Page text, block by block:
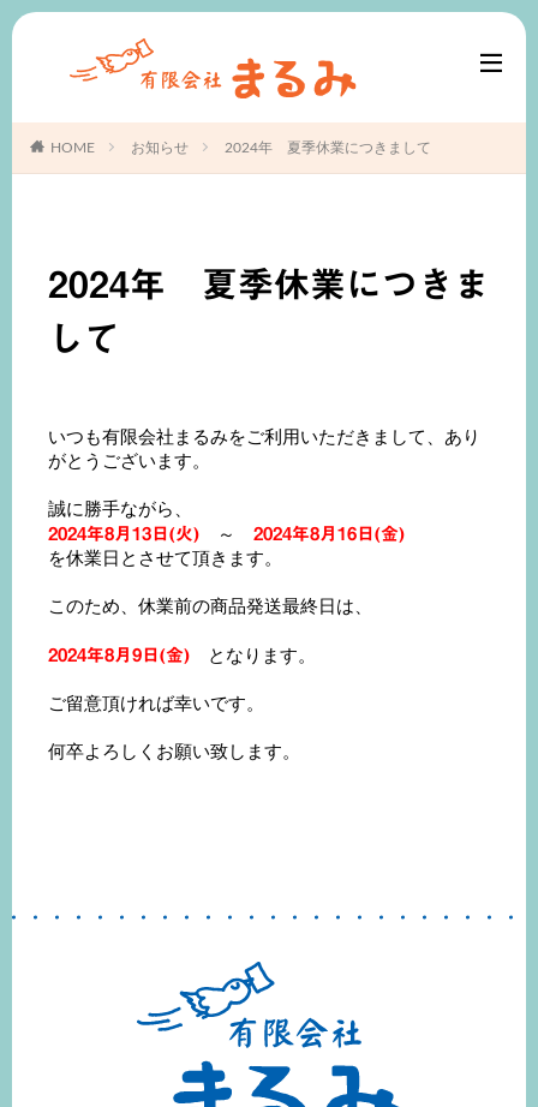
HOME お知らせ 2024年 夏季休業につきまして
2024年 夏季休業につきま
して
いつも有限会社まるみをご利用いただきまして、あり
がとうございます。
誠に勝手ながら、
2024年8月13日(火) ～ 2024年8月16日(金)
を休業日とさせて頂きます。
このため、休業前の商品発送最終日は、
2024年8月9日(金) となります。
ご留意頂ければ幸いです。
何卒よろしくお願い致します。